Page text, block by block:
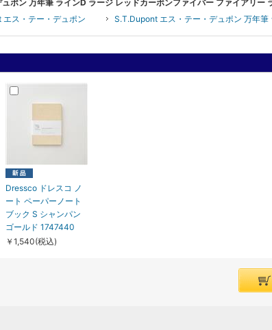
ポン 万年筆 ラインD ラージ レッドカーボンファイバー ファイアリー
ス・テー・デュポン S.T.Dupont エス・テー・デュポン 万年
Dressco ドレスコ ノ
ート ペーパーノート
ブック S シャンパン
ゴールド 1747440
￥1,540(税込)